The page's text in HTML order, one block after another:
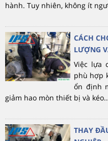
hành. Tuy nhiên, không ít
CÁCH
LƯỢNG
Việc lựa
phù hợp
ổn định
giảm hao mòn thiết bị và
THAY